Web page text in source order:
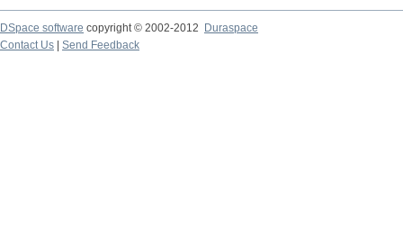
DSpace software copyright © 2002-2012
Duraspace
Contact Us
Send Feedback